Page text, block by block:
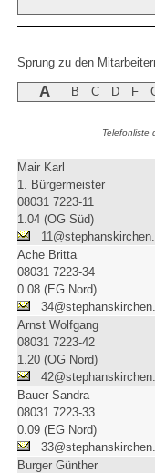
Sprung zu den
A B C D F
Telefonliste
Mair Karl
1. Bürgermeister
08031 7223-11
1.04 (OG Süd)
Ache Britta
08031 7223-34
0.08 (EG Nord)
Arnst Wolfgang
08031 7223-42
1.20 (OG Nord)
Bauer Sandra
08031 7223-33
0.09 (EG Nord)
Burger Günther